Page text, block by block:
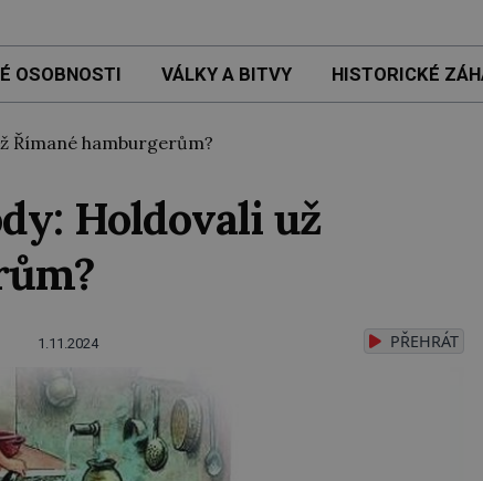
OSOBNOSTI VÁLKY A BITVY HISTORICKÉ
Římané hamburgerům?
Holdovali už
1.11.2024 PŘEHRÁT